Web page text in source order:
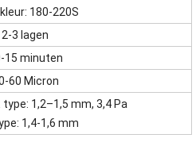
180-220S
2-3 lagen
15 minuten
60 Micron
1,2–1,5 mm, 3,4 Pa
1,4-1,6 mm